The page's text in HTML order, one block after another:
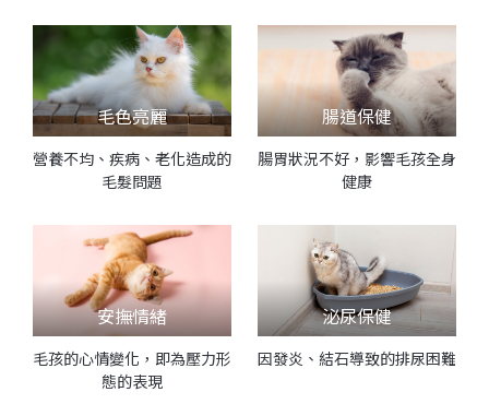
毛色亮麗
營養不均、疾病、老化造成的
毛髮問題
腸道保健
腸胃狀況不好，影響毛孩全身
健康
安撫情緒
毛孩的心情變化，即為壓力形
態的表現
泌尿保健
因發炎、結石導致的排尿困難